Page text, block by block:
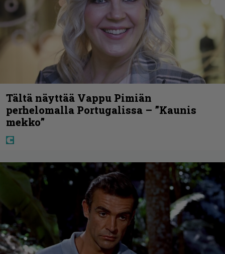
Tältä näyttää Vappu Pimiän
perhelomalla Portugalissa – ”Kaunis
mekko”